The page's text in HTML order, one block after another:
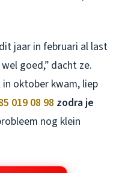
jaar in februari al last
goed,” dacht ze.
oktober kwam, liep
019 08 98 zodra je
nog klein